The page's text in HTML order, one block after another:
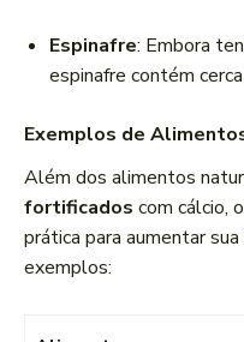
Espinafre: Embora
espinafre contém
Exemplos de
Além dos alimentos
fortificados com cálcio,
prática para aumentar
exemplos: